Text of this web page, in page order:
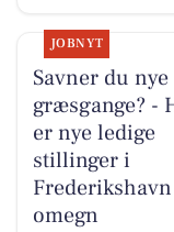
JOBNYT
Savner du nye
græsgange? -
er nye ledige
stillinger i
omegn